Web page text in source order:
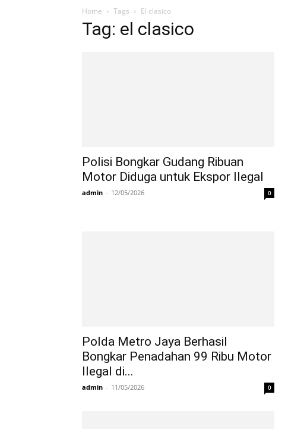
Home Tags El clasico
Tag: el clasico
Polisi Bongkar Gudang Ribuan
Motor Diduga untuk Ekspor Ilegal
admin - 12/05/2026 0
Polda Metro Jaya Berhasil
Bongkar Penadahan 99 Ribu Motor
Ilegal di...
admin - 11/05/2026 0